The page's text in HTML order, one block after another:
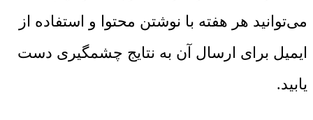
می‌توانید هر هفته با نوشتن محتوا و استفاده از
ایمیل برای ارسال آن به نتایج چشمگیری دست
یابید.